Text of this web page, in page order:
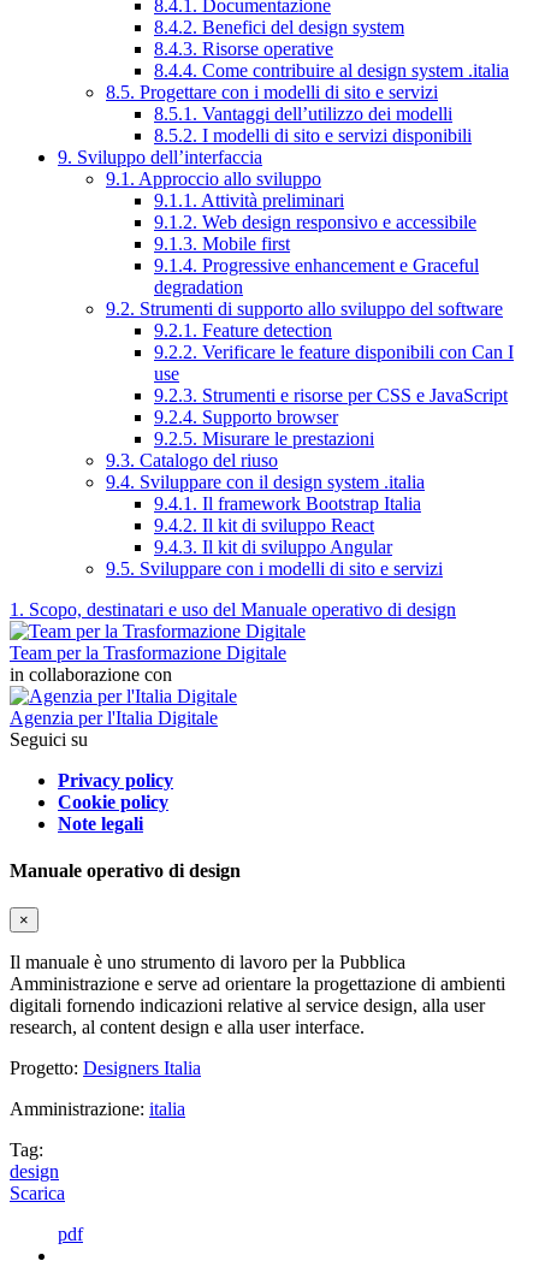
8.4.1. Documentazione
8.4.2. Benefici del design system
8.4.3. Risorse operative
8.4.4. Come contribuire al design system .italia
8.5. Progettare con i modelli di sito e servizi
8.5.1. Vantaggi dell’utilizzo dei modelli
8.5.2. I modelli di sito e servizi disponibili
9. Sviluppo dell’interfaccia
9.1. Approccio allo sviluppo
9.1.1. Attività preliminari
9.1.2. Web design responsivo e accessibile
9.1.3. Mobile first
9.1.4. Progressive enhancement e Graceful
degradation
9.2. Strumenti di supporto allo sviluppo del software
9.2.1. Feature detection
9.2.2. Verificare le feature disponibili con Can I
use
9.2.3. Strumenti e risorse per CSS e JavaScript
9.2.4. Supporto browser
9.2.5. Misurare le prestazioni
9.3. Catalogo del riuso
9.4. Sviluppare con il design system .italia
9.4.1. Il framework Bootstrap Italia
9.4.2. Il kit di sviluppo React
9.4.3. Il kit di sviluppo Angular
9.5. Sviluppare con i modelli di sito e servizi
1. Scopo, destinatari e uso del Manuale operativo di design
Team per la Trasformazione Digitale
in collaborazione con
Agenzia per l'Italia Digitale
Seguici su
Privacy policy
Cookie policy
Note legali
Manuale operativo di design
×
Il manuale è uno strumento di lavoro per la Pubblica
Amministrazione e serve ad orientare la progettazione di ambienti
digitali fornendo indicazioni relative al service design, alla user
research, al content design e alla user interface.
Progetto: Designers Italia
Amministrazione: italia
Tag:
design
Scarica
pdf